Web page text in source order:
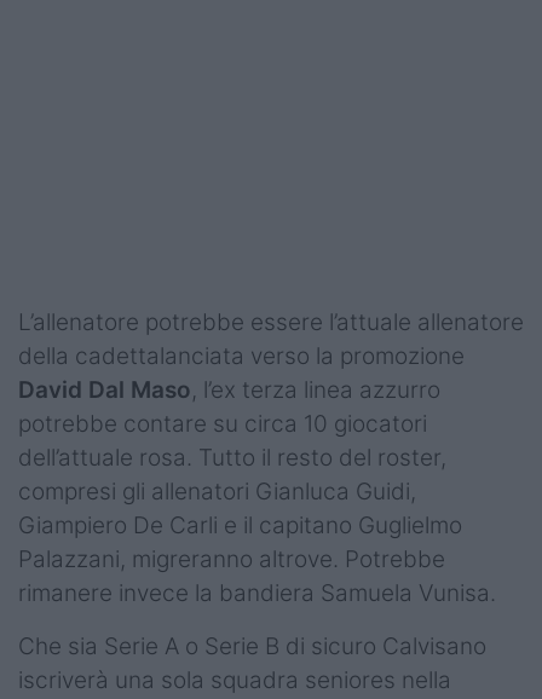
L’allenatore potrebbe essere l’attuale allenatore
della cadettalanciata verso la promozione
David Dal Maso, l’ex terza linea azzurro
potrebbe contare su circa 10 giocatori
dell’attuale rosa. Tutto il resto del roster,
compresi gli allenatori Gianluca Guidi,
Giampiero De Carli e il capitano Guglielmo
Palazzani, migreranno altrove. Potrebbe
rimanere invece la bandiera Samuela Vunisa.
Che sia Serie A o Serie B di sicuro Calvisano
iscriverà una sola squadra seniores nella